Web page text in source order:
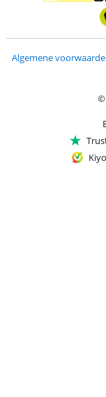
Betalen met
Algemene
©